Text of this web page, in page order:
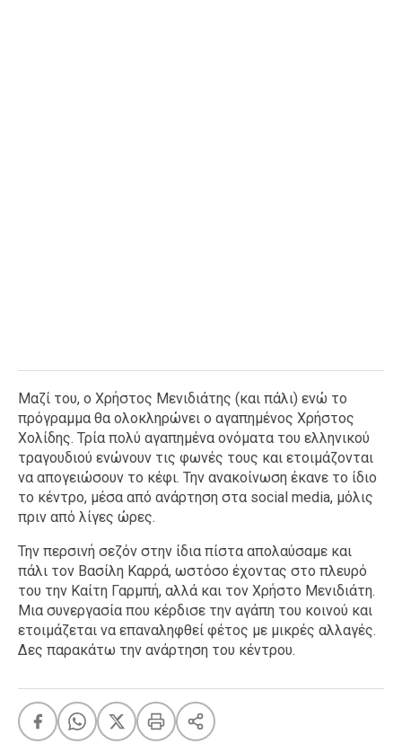
Μαζί του, ο Χρήστος Μενιδιάτης (και πάλι) ενώ το
πρόγραμμα θα ολοκληρώνει ο αγαπημένος Χρήστος
Χολίδης. Τρία πολύ αγαπημένα ονόματα του ελληνικού
τραγουδιού ενώνουν τις φωνές τους και ετοιμάζονται
να απογειώσουν το κέφι. Την ανακοίνωση έκανε το ίδιο
το κέντρο, μέσα από ανάρτηση στα social media, μόλις
πριν από λίγες ώρες.
Την περσινή σεζόν στην ίδια πίστα απολαύσαμε και
πάλι τον Βασίλη Καρρά, ωστόσο έχοντας στο πλευρό
του την Καίτη Γαρμπή, αλλά και τον Χρήστο Μενιδιάτη.
Μια συνεργασία που κέρδισε την αγάπη του κοινού και
ετοιμάζεται να επαναληφθεί φέτος με μικρές αλλαγές.
Δες παρακάτω την ανάρτηση του κέντρου.